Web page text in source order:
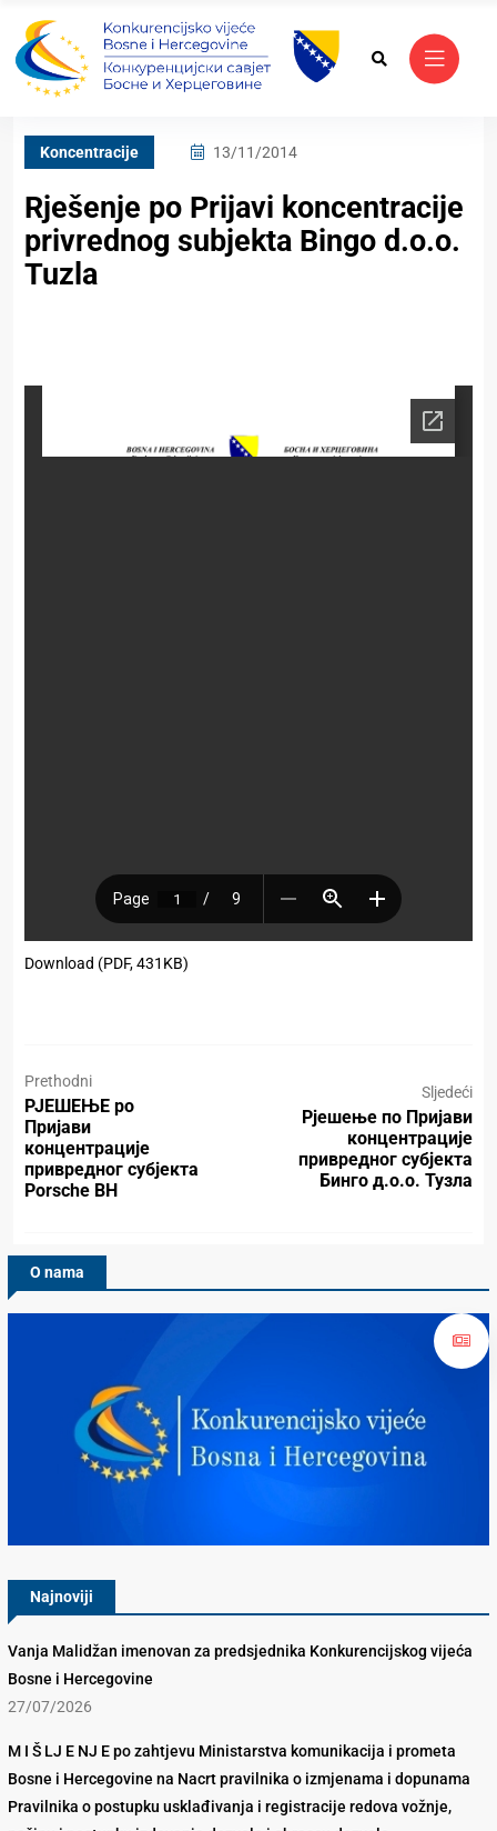
Koncentracije 13/11/2014
Rješenje po Prijavi koncentracije
privrednog subjekta Bingo d.o.o.
Tuzla
Download (PDF, 431KB)
Prethodni
РЈЕШЕЊЕ pо
Пријави
концентрације
привредног субјекта
Porsche BH
Sljedeći
Рјешење по Пријави
концентрације
привредног субјекта
Бинго д.о.о. Тузла
O nama
Najnoviji
Vanja Malidžan imenovan za predsjednika Konkurencijskog vijeća
Bosne i Hercegovine
27/07/2026
M I Š LJ E NJ E po zahtjevu Ministarstva komunikacija i prometa
Bosne i Hercegovine na Nacrt pravilnika o izmjenama i dopunama
Pravilnika o postupku usklađivanja i registracije redova vožnje,